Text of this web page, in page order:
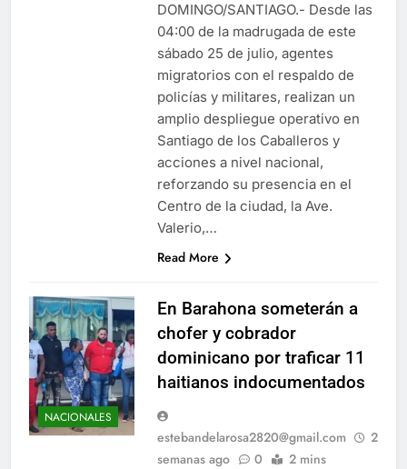
DOMINGO/SANTIAGO.- Desde las
04:00 de la madrugada de este
sábado 25 de julio, agentes
migratorios con el respaldo de
policías y militares, realizan un
amplio despliegue operativo en
Santiago de los Caballeros y
acciones a nivel nacional,
reforzando su presencia en el
Centro de la ciudad, la Ave.
Valerio,…
Read More
NACIONALES
En Barahona someterán a
chofer y cobrador
dominicano por traficar 11
haitianos indocumentados
estebandelarosa2820@gmail.com
2
semanas ago
0 2 mins